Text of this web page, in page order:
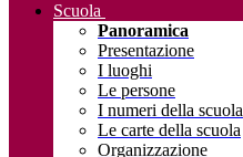
Scuola
Panoramica
Presentazione
I luoghi
Le persone
I numeri della scuola
Le carte della scuola
Organizzazione